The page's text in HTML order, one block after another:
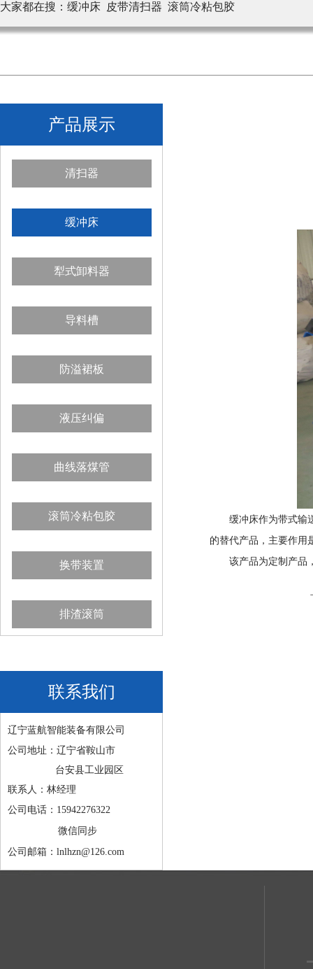
大家都在搜： 缓冲床 皮带清扫器 滚筒冷粘包胶
产品展示
清扫器
缓冲床
犁式卸料器
导料槽
防溢裙板
液压纠偏
曲线落煤管
滚筒冷粘包胶
换带装置
排渣滚筒
联系我们
辽宁蓝航智能装备有限公司
公司地址：辽宁省鞍山市
台安县工业园区
联系人：林经理
公司电话：15942276322
微信同步
公司邮箱：lnlhzn@126.com
缓冲床作为带式输送
的替代产品，主要作用
该产品为定制产品，